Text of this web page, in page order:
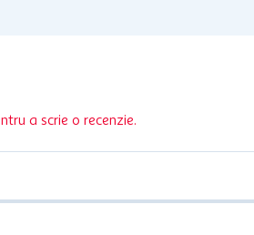
a scrie o recenzie.